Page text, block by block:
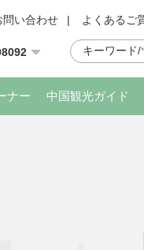
問い合わせ | よくあるご
ナー 中国観光ガイド